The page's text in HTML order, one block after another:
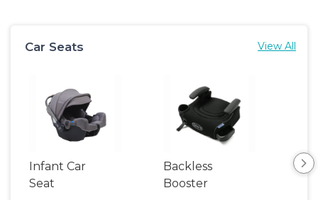
Car Seats View All
Infant Car
Seat
Backless
Booster